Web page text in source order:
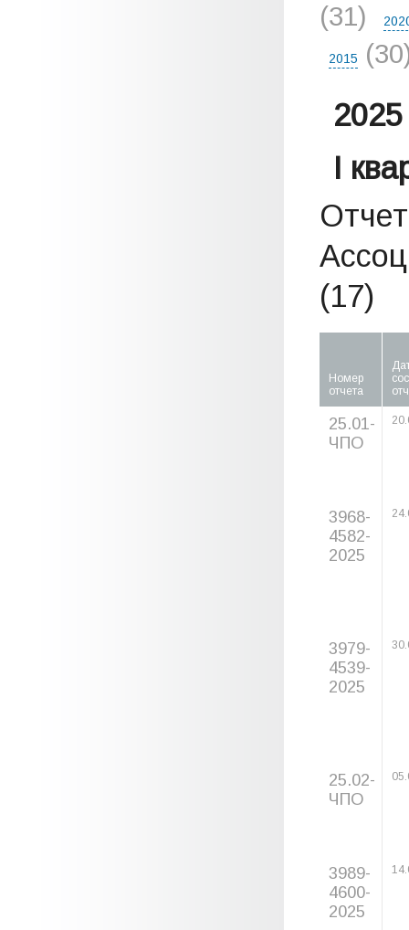
(31)
2015
I
(17)
Номер
отчета
25.01-
ЧПО
3968-
4582-
2025
3979-
4539-
2025
25.02-
ЧПО
3989-
4600-
2025